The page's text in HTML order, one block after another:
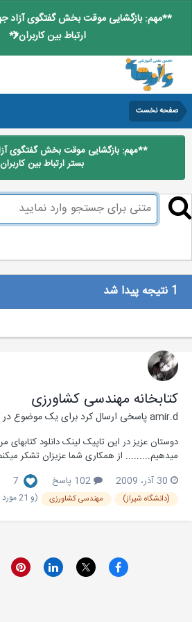
**مهم: بازگشایی موقت بخش گفتگوی آزاد
ارتباط بین کاربران**
صفحه نخست
**مهم: بازگشایی موقت بخش گفتگوی
بستر ارتباط بین کاربران**
کتابخانه مهندسی کشاورزی
amir.dپاسخی ارسال کرد برای یک موضوع در
دوستان عزیز در این تاپیک لینک دانلود کتابهای
میدهیم......... از همکاری شما عزیزان تشکر
30 آذر، 2009
102 پاسخ 7
(دانشگاه شیراز) مهندسی کشاورزی (و 21 مورد دیگر)